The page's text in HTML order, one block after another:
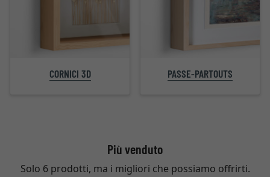
CORNICI 3D PASSE-PARTOUTS
Più venduto
Solo 6 prodotti, ma i migliori che possiamo offrirti.